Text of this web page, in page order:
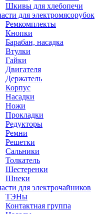
Шкивы для хлебопечи
для электромясорубок
Ремкомплекты
Кнопки
Барабан, насадка
Втулки
Гайки
Двигателя
Держатель
Корпус
Насадки
Ножи
Прокладки
Редукторы
Ремни
Решетки
Сальники
Толкатель
Шестеренки
Шнеки
для электрочайников
ТЭНы
Контактная группа